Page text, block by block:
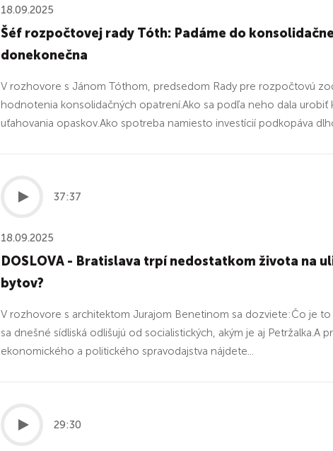
18.09.2025
Šéf rozpočtovej rady Tóth: Padáme do
donekonečna
V rozhovore s Jánom Tóthom, predsedom Rady pre rozpočtovú
hodnotenia konsolidačných opatrení.Ako sa podľa neho dala urobiť
uťahovania opaskov.Ako spotreba namiesto investícií podkopáva
37:37
18.09.2025
DOSLOVA - Bratislava trpí nedostatkom života na
bytov?
V rozhovore s architektom Jurajom Benetinom sa dozviete:Čo je
sa dnešné sídliská odlišujú od socialistických, akým je aj
ekonomického a politického spravodajstva nájdete...
29:30